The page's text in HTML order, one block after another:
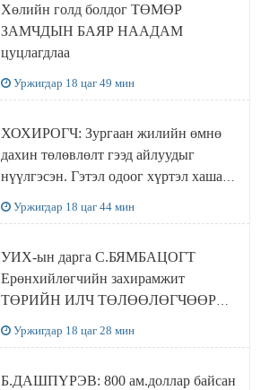
Хөлийн голд болдог ТӨМӨР
ЗАМЧДЫН БАЯР НААДАМ
цуцлагдлаа
Уржигдар 18 цаг 49 мин
ХОХИРОГЧ: Зургаан жилийн өмнө
дахин төлөвлөлт гээд айлуудыг
нүүлгэсэн. Гэтэл одоог хүртэл хашаа
Уржигдар 18 цаг 44 мин
УИХ-ын дарга С.БЯМБАЦОГТ
Ерөнхийлөгчийн захирамжит
ТӨРИЙН ИЛЧ ТӨЛӨӨЛӨГЧӨӨР
Уржигдар 18 цаг 28 мин
Б.ДАШПҮРЭВ: 800 ам.доллар байсан